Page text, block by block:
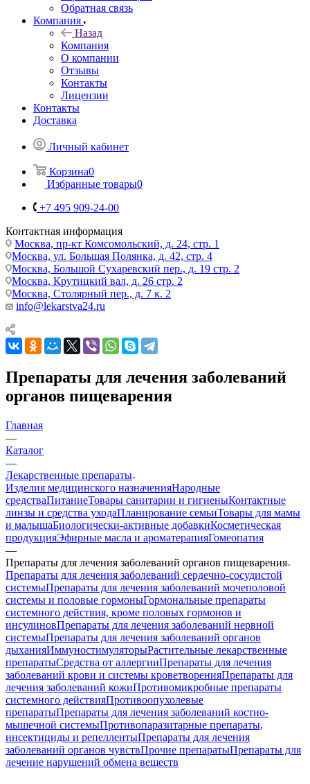
Обратная связь
Компания
Назад
Компания
О компании
Отзывы
Контакты
Лицензии
Контакты
Доставка
Личный кабинет
Корзина0
Избранные товары0
+7 495 909-24-00
Контактная информация
Москва, пр-кт Комсомольский, д. 24, стр. 1
Москва, ул. Большая Полянка, д. 42, стр. 4
Москва, Большой Сухаревский пер., д. 19 стр. 2
Москва, Крутицкий вал, д. 26 стр. 2
Москва, Столярный пер., д. 7 к. 2
info@lekarstva24.ru
Препараты для лечения заболеваний
органов пищеварения
Главная
—
Каталог
—
Лекарственные препараты
Изделия медицинского назначенияНародные
средстваПитаниеТовары санитарии и гигиеныКонтактные
линзы и средства уходаПланирование семьиТовары для мамы
и малышаБиологически-активные добавкиКосметическая
продукцияЭфирные масла и ароматерапияГомеопатия
—
Препараты для лечения заболеваний органов пищеварения
Препараты для лечения заболеваний сердечно-сосудистой
системыПрепараты для лечения заболеваний мочеполовой
системы и половые гормоныГормональные препараты
системного действия, кроме половых гормонов и
инсулиновПрепараты для лечения заболеваний нервной
системыПрепараты для лечения заболеваний органов
дыханияИммуностимуляторыРастительные лекарственные
препаратыСредства от аллергииПрепараты для лечения
заболеваний крови и системы кроветворенияПрепараты для
лечения заболеваний кожиПротивомикробные препараты
системного действияПротивоопухолевые
препаратыПрепараты для лечения заболеваний костно-
мышечной системыПротивопаразитарные препараты,
инсектициды и репеллентыПрепараты для лечения
заболеваний органов чувствПрочие препаратыПрепараты для
лечение нарушений обмена веществ